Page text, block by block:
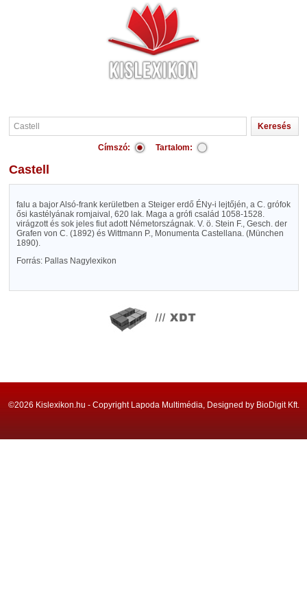
Címszó: Tartalom:
Castell
falu a bajor Alsó-frank kerületben a Steiger erdő ÉNy-i lejtőjén, a C. grófok
ősi kastélyának romjaival, 620 lak. Maga a grófi család 1058-1528.
virágzott és sok jeles fiut adott Németországnak. V. ö. Stein F., Gesch. der
Grafen von C. (1892) és Wittmann P., Monumenta Castellana. (München
1890).
Forrás: Pallas Nagylexikon
©2026 Kislexikon.hu - Copyright Lapoda Multimédia, Designed by BioDigit Kft.